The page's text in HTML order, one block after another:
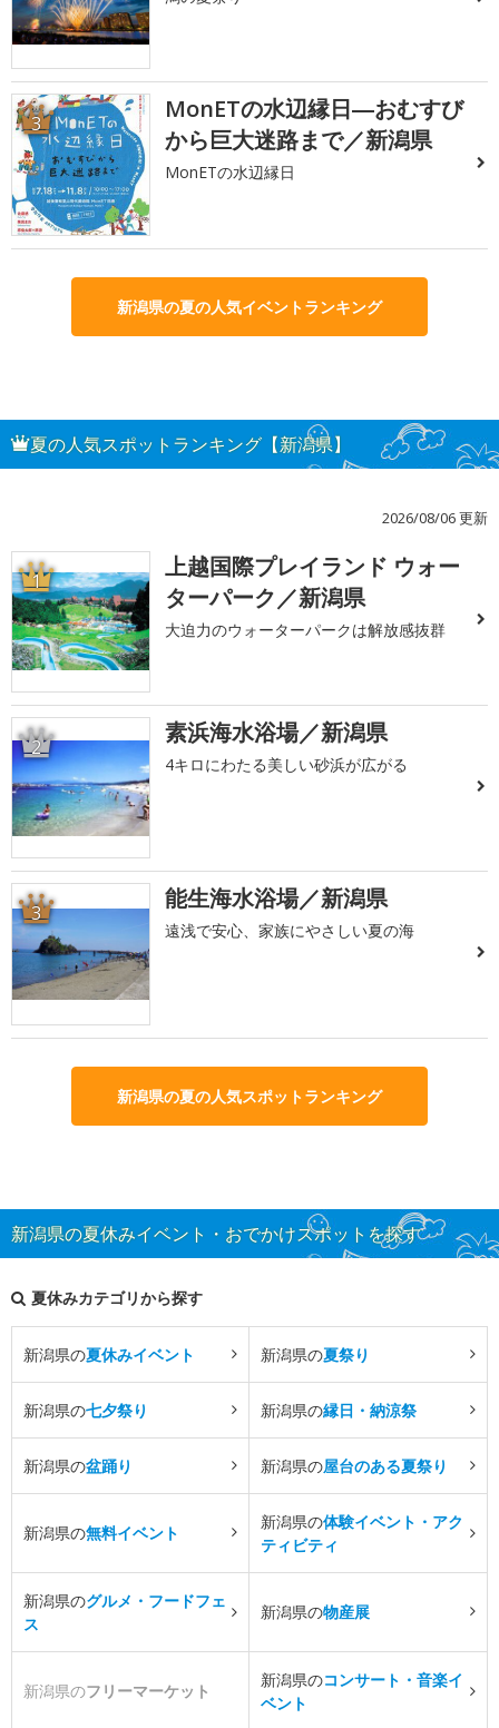
3
MonETの水辺縁日―おむすび
から巨大迷路まで／新潟県
MonETの水辺縁日
新潟県の夏の人気イベントランキング
夏の人気スポットランキング【新潟県】
2026/08/06 更新
1
上越国際プレイランド ウォー
ターパーク／新潟県
大迫力のウォーターパークは解放感抜群
2 素浜海水浴場／新潟県
4キロにわたる美しい砂浜が広がる
3 能生海水浴場／新潟県
遠浅で安心、家族にやさしい夏の海
新潟県の夏の人気スポットランキング
新潟県の夏休みイベント・おでかけスポットを探す
夏休みカテゴリから探す
新潟県の夏休みイベント 新潟県の夏祭り
新潟県の七夕祭り 新潟県の縁日・納涼祭
新潟県の盆踊り 新潟県の屋台のある夏祭り
新潟県の無料イベント
新潟県の体験イベント・アク
ティビティ
新潟県のグルメ・フードフェ
ス
新潟県の物産展
新潟県のフリーマーケット
新潟県のコンサート・音楽イ
ベント